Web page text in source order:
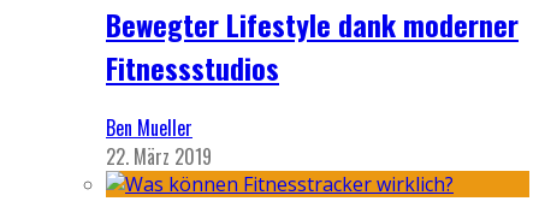
Bewegter Lifestyle dank moderner
Fitnessstudios
Ben Mueller
22. März 2019